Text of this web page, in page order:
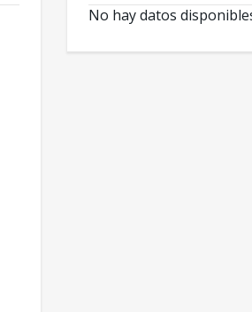
No hay datos